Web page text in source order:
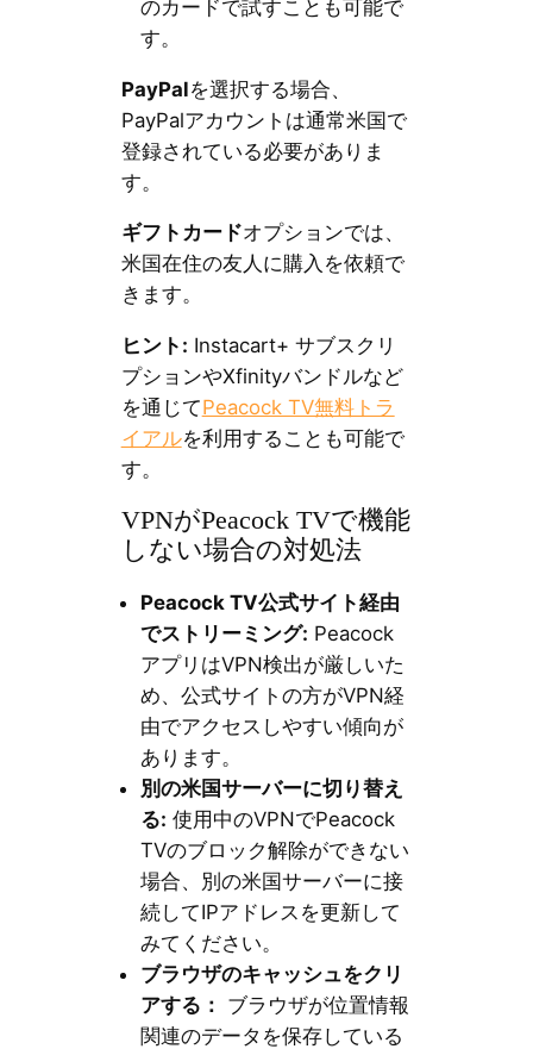
のカードで試すことも可能で
す。
PayPalを選択する場合、
PayPalアカウントは通常米国で
登録されている必要がありま
す。
ギフトカードオプションでは、
米国在住の友人に購入を依頼で
きます。
ヒント: Instacart+ サブスクリ
プションやXfinityバンドルなど
を通じてPeacock TV無料トラ
イアルを利用することも可能で
す。
VPNがPeacock TVで機能
しない場合の対処法
Peacock TV公式サイト経由
でストリーミング: Peacock
アプリはVPN検出が厳しいた
め、公式サイトの方がVPN経
由でアクセスしやすい傾向が
あります。
別の米国サーバーに切り替え
る: 使用中のVPNでPeacock
TVのブロック解除ができない
場合、別の米国サーバーに接
続してIPアドレスを更新して
みてください。
ブラウザのキャッシュをクリ
アする： ブラウザが位置情報
関連のデータを保存している